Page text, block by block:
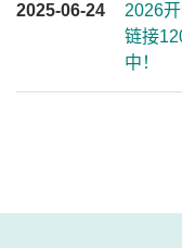
2025-06-24
2026
链接
中！